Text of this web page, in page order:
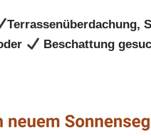
Terrassenüberdachung,
Beschattung